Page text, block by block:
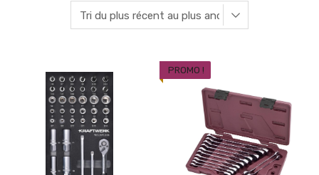
PROMO !